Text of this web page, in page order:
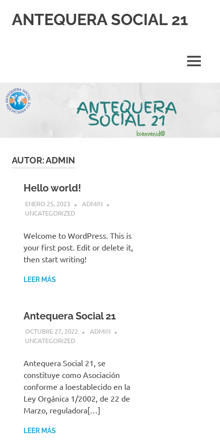
ANTEQUERA SOCIAL 21
MENÚ
AUTOR:ADMIN
Hello world!
ENERO 25, 2023
ADMIN
UNCATEGORIZED
Welcome to WordPress. This is
your first post. Edit or delete it,
then start writing!
LEER MÁS
Antequera Social 21
OCTUBRE 27, 2022
ADMIN
UNCATEGORIZED
Antequera Social 21, se
constituye como Asociación
conforme a loestablecido en la
Ley Orgánica 1/2002, de 22 de
Marzo, reguladora[…]
LEER MÁS